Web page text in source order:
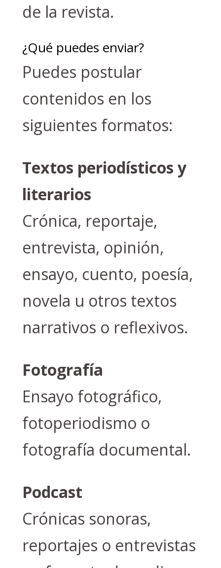
de la revista.
¿Qué puedes enviar?
Puedes postular
contenidos en los
siguientes formatos:
Textos periodísticos y
literarios
Crónica, reportaje,
entrevista, opinión,
ensayo, cuento, poesía,
novela u otros textos
narrativos o reflexivos.
Fotografía
Ensayo fotográfico,
fotoperiodismo o
fotografía documental.
Podcast
Crónicas sonoras,
reportajes o entrevistas